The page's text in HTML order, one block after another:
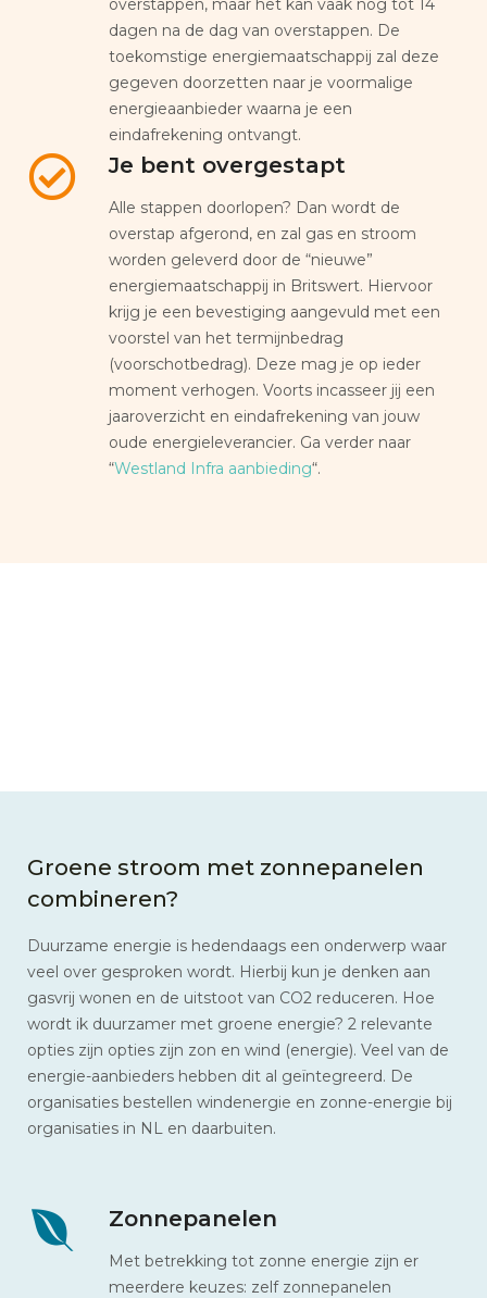
overstappen, maar het kan vaak nog tot 14
dagen na de dag van overstappen. De
toekomstige energiemaatschappij zal deze
gegeven doorzetten naar je voormalige
energieaanbieder waarna je een
eindafrekening ontvangt.
Je bent overgestapt
Alle stappen doorlopen? Dan wordt de
overstap afgerond, en zal gas en stroom
worden geleverd door de “nieuwe”
energiemaatschappij in Britswert. Hiervoor
krijg je een bevestiging aangevuld met een
voorstel van het termijnbedrag
(voorschotbedrag). Deze mag je op ieder
moment verhogen. Voorts incasseer jij een
jaaroverzicht en eindafrekening van jouw
oude energieleverancier. Ga verder naar
“Westland Infra aanbieding“.
Groene stroom met zonnepanelen
combineren?
Duurzame energie is hedendaags een onderwerp waar
veel over gesproken wordt. Hierbij kun je denken aan
gasvrij wonen en de uitstoot van CO2 reduceren. Hoe
wordt ik duurzamer met groene energie? 2 relevante
opties zijn opties zijn zon en wind (energie). Veel van de
energie-aanbieders hebben dit al geïntegreerd. De
organisaties bestellen windenergie en zonne-energie bij
organisaties in NL en daarbuiten.
Zonnepanelen
Met betrekking tot zonne energie zijn er
meerdere keuzes: zelf zonnepanelen